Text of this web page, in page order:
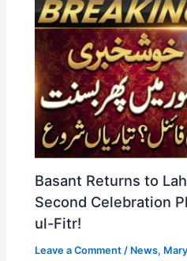
Basant Returns to
Second Celebration
ul-Fitr!
Leave a Comment / News,